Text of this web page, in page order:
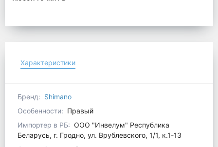
Характеристики
Бренд: Shimano
Особенности: Правый
Импортер в РБ: ООО "Инвелум" Республика
Беларусь, г. Гродно, ул. Врублевского, 1/1, к.1-13